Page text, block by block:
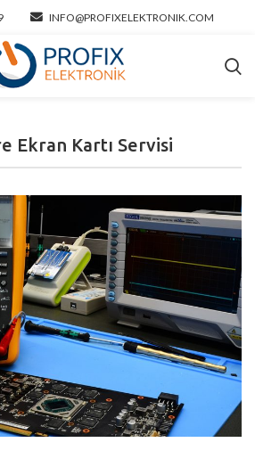
INFO@PROFIXELEKTRONIK.COM
Ekran Kartı Servisi